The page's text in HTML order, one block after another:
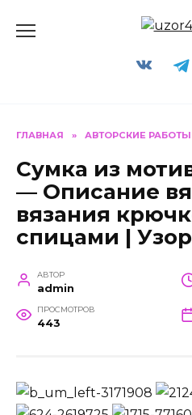
ГЛАВНАЯ » АВТОРСКИЕ РАБОТЫ
Сумка из
— Описание
вязания
спицами |
АВТОР
admin
ПРОСМОТРОВ
443